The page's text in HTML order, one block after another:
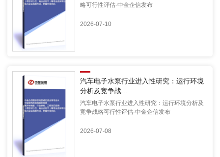
略可行性评估-中金企信发布
2026-07-10
汽车电子水泵行业进入性研究：运行环境
分析及竞争战...
汽车电子水泵行业进入性研究：运行环境分析及
竞争战略可行性评估-中金企信发布
2026-07-08